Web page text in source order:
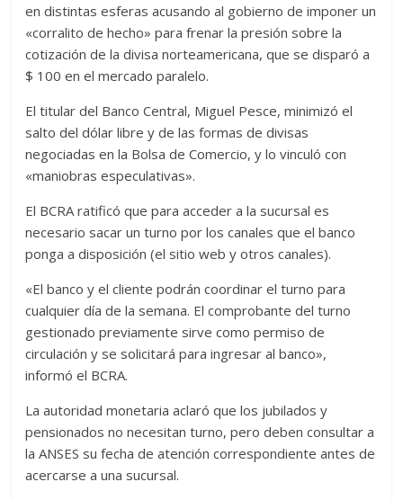
en distintas esferas acusando al gobierno de imponer un
«corralito de hecho» para frenar la presión sobre la
cotización de la divisa norteamericana, que se disparó a
$ 100 en el mercado paralelo.
El titular del Banco Central, Miguel Pesce, minimizó el
salto del dólar libre y de las formas de divisas
negociadas en la Bolsa de Comercio, y lo vinculó con
«maniobras especulativas».
El BCRA ratificó que para acceder a la sucursal es
necesario sacar un turno por los canales que el banco
ponga a disposición (el sitio web y otros canales).
«El banco y el cliente podrán coordinar el turno para
cualquier día de la semana. El comprobante del turno
gestionado previamente sirve como permiso de
circulación y se solicitará para ingresar al banco»,
informó el BCRA.
La autoridad monetaria aclaró que los jubilados y
pensionados no necesitan turno, pero deben consultar a
la ANSES su fecha de atención correspondiente antes de
acercarse a una sucursal.